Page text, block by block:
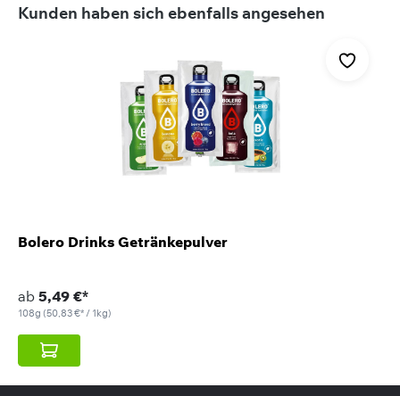
Produktgalerie überspringen
Kunden haben sich ebenfalls angesehen
Bolero Drinks Getränkepulver
ab 5,49 €*
108g (50,83 €* / 1kg)